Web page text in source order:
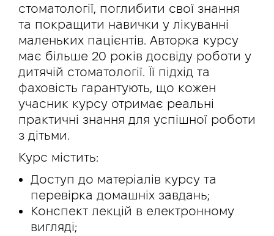
стоматології, поглибити свої знання
та покращити навички у лікуванні
маленьких пацієнтів. Авторка курсу
має більше 20 років досвіду роботи у
дитячій стоматології. Її підхід та
фаховість гарантують, що кожен
учасник курсу отримає реальні
практичні знання для успішної роботи
з дітьми.
Курс містить:
Доступ до матеріалів курсу та
перевірка домашніх завдань;
Конспект лекцій в електронному
вигляді;